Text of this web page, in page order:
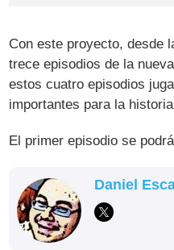
Con este proyecto, desde
trece episodios de la
estos cuatro episodios
importantes para la
El primer episodio se
Daniel